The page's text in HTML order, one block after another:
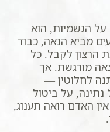
הגשמיות, הוא
מביא הנאה, כבוד
הרצון לקבל. כל
מורגשת. אך
לחלוטין —
על ביטול
האדם רואה תענוג,